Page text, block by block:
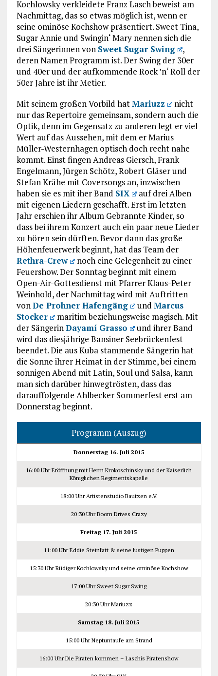
Kochlowsky verkleidete Franz Lasch beweist am
Nachmittag, das so etwas möglich ist, wenn er
seine ominöse Kochshow präsentiert. Sweet Tina,
Sugar Annie und Swingin‘ Mary nennen sich die
drei Sängerinnen von Sweet Sugar Swing
,
deren Namen Programm ist. Der Swing der 30er
und 40er und der aufkommende Rock ’n‘ Roll der
50er Jahre ist ihr Metier.
Mit seinem großen Vorbild hatMariuzz
nicht
nur das Repertoire gemeinsam, sondern auch die
Optik, denn im Gegensatz zu anderen legt er viel
Wert auf das Aussehen, mit dem er Marius
Müller-Westernhagen optisch doch recht nahe
kommt. Einst fingen Andreas Giersch, Frank
Engelmann, Jürgen Schötz, Robert Gläser und
Stefan Krähe mit Coversongs an, inzwischen
haben sie es mit iher Band SIX
auf drei Alben
mit eigenen Liedern geschafft. Erst im letzten
Jahr erschien ihr Album Gebrannte Kinder, so
dass bei ihrem Konzert auch ein paar neue Lieder
zu hören sein dürften. Bevor dann das große
Höhenfeuerwerk beginnt, hat das Team der
Rethra-Crew
noch eine Gelegenheit zu einer
Feuershow. Der Sonntag beginnt mit einem
Open-Air-Gottesdienst mit Pfarrer Klaus-Peter
Weinhold, der Nachmittag wird mit Auftritten
von De Prohner Hafengäng und Marcus
Stocker
maritim beziehungsweise magisch. Mit
der Sängerin Dayamí Grasso
und ihrer Band
wird das diesjährige Bansiner Seebrückenfest
beendet. Die aus Kuba stammende Sängerin hat
die Sonne ihrer Heimat in der Stimme, bei einem
sonnigen Abend mit Latin, Soul und Salsa, kann
man sich darüber hinwegtrösten, dass das
darauffolgende Ahlbecker Sommerfest erst am
Donnerstag beginnt.
Programm (Auszug)
Donnerstag 16. Juli 2015
16:00 Uhr Eröffnung mit Herrn Krokoschinsky und der Kaiserlich
Königlichen Regimentskapelle
18:00 Uhr Artistenstudio Bautzen e.V.
20:30 Uhr Boom Drives Crazy
Freitag 17. Juli 2015
11:00 Uhr Eddie Steinfatt & seine lustigen Puppen
15:30 Uhr Rüdiger Kochlowsky und seine ominöse Kochshow
17:00 Uhr Sweet Sugar Swing
20:30 Uhr Mariuzz
Samstag 18. Juli 2015
15:00 Uhr Neptuntaufe am Strand
16:00 Uhr Die Piraten kommen – Laschis Piratenshow